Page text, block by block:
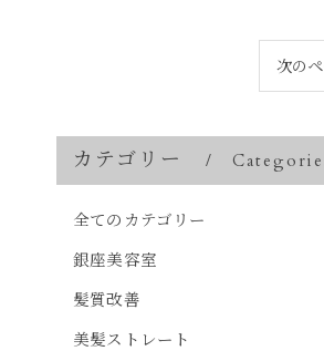
次の
カテゴリー
全てのカテゴリー
銀座美容室
髪質改善
美髪ストレート